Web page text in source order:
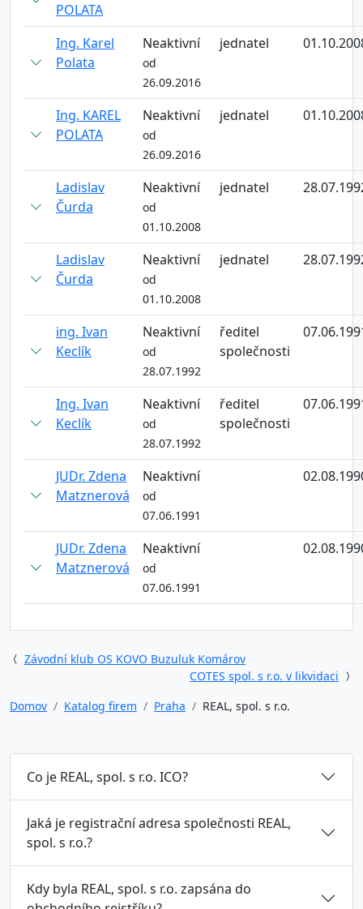
POLATA
Ing. Karel
Polata
Neaktivní
od
26.09.2016
jednatel
Ing. KAREL
POLATA
Neaktivní
od
26.09.2016
jednatel
Ladislav
Čurda
Neaktivní
od
01.10.2008
jednatel
Ladislav
Čurda
Neaktivní
od
01.10.2008
jednatel
ing. Ivan
Keclík
Neaktivní
od
28.07.1992
ředitel
společnosti
Ing. Ivan
Keclík
Neaktivní
od
28.07.1992
ředitel
společnosti
JUDr. Zdena
Matznerová
Neaktivní
od
07.06.1991
JUDr. Zdena
Matznerová
Neaktivní
od
07.06.1991
Závodní klub OS KOVO Buzuluk Komárov
COTES spol. s r.o. v likvidaci
Domov
Katalog firem Praha REAL, spol. s r.o.
Co je REAL, spol. s r.o. ICO?
Jaká je registrační adresa společnosti REAL,
spol. s r.o.?
Kdy byla REAL, spol. s r.o. zapsána do